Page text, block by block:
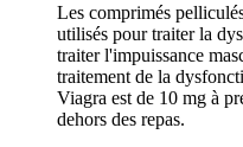
Les comprimés
utilisés pour traiter la
traiter l'impuissance
traitement de la
Viagra est de 10 mg à
dehors des repas.